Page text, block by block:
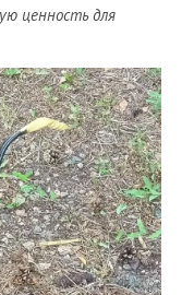
ценность для